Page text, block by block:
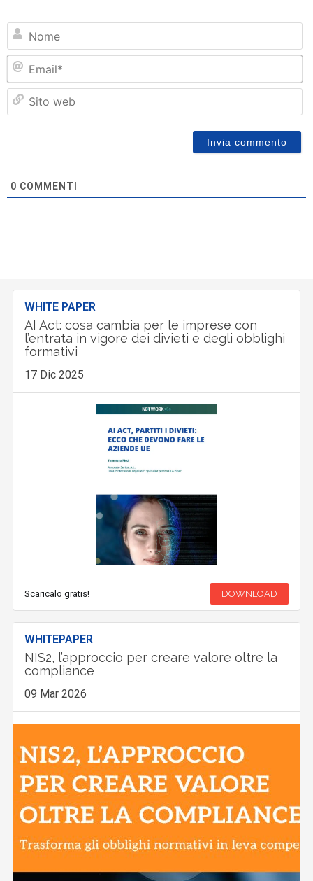
0 COMMENTI
WHITE PAPER
AI Act: cosa cambia per le imprese con
l’entrata in vigore dei divieti e degli obblighi
formativi
17 Dic 2025
Scaricalo gratis! DOWNLOAD
WHITEPAPER
NIS2, l’approccio per creare valore oltre la
compliance
09 Mar 2026